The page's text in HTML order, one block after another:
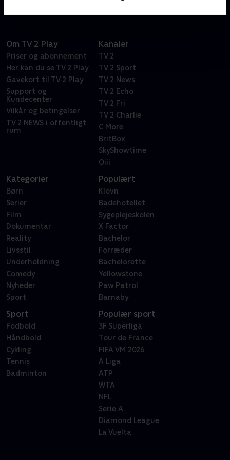
Om TV 2 Play
Priser og abonnement
Her kan du se TV 2 Play
Gavekort til TV 2 Play
Support og
Kundecenter
Vilkår og betingelser
TV 2 NEWS i offentligt
rum
Kanaler
TV 2
TV 2 Sport
TV 2 News
TV 2 Echo
TV 2 Fri
TV 2 Charlie
C More
BritBox
SkyShowtime
Oiii
Kategorier
Børn
Serier
Film
Dokumentar
Reality
Livsstil
Underholdning
Comedy
Nyheder
Sport
Populært
Klovn
Badehotellet
Sygeplejeskolen
X Factor
Bachelor
Forræder
Bachelorette
Yellowstone
Paw Patrol
Barnaby
Sport
Fodbold
Håndbold
Cykling
Tennis
Badminton
Populær sport
3F Superliga
Tour de France
FIFA VM 2026
A Liga
ATP
WTA
NFL
Serie A
Diamond League
La Vuelta